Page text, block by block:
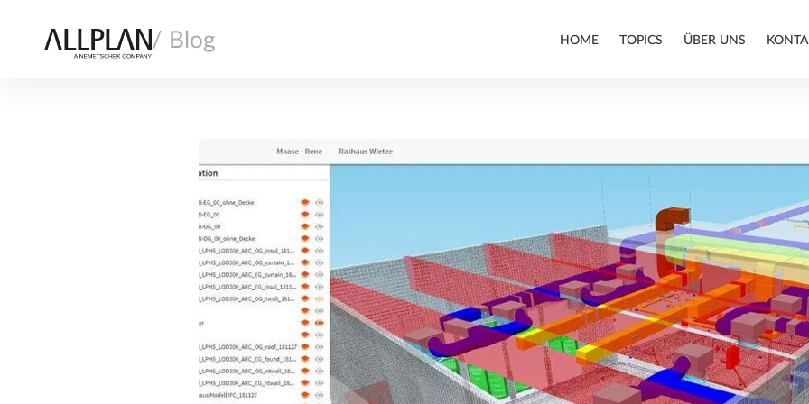
/ Blog HOME TOPICS
BAUAUSFÜHRUNG BIM
FERTIGTEILBAU INFRASTRUKTURBAU
ÜBER UNS